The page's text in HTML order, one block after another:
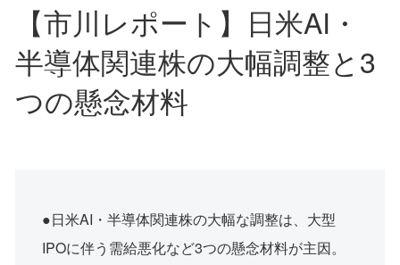
【市川レポート】日米AI・
半導体関連株の大幅調整と3
つの懸念材料
●日米AI・半導体関連株の大幅な調整は、大型
IPOに伴う需給悪化など3つの懸念材料が主因。